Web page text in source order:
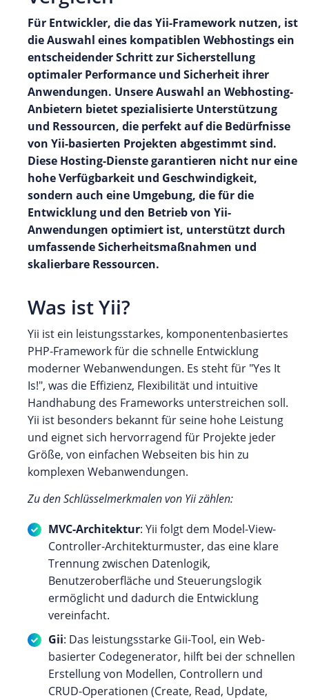
Für Entwickler, die das Yii-Framework nutzen, ist
die Auswahl eines kompatiblen Webhostings ein
entscheidender Schritt zur Sicherstellung
optimaler Performance und Sicherheit ihrer
Anwendungen. Unsere Auswahl an Webhosting-
Anbietern bietet spezialisierte Unterstützung
und Ressourcen, die perfekt auf die Bedürfnisse
von Yii-basierten Projekten abgestimmt sind.
Diese Hosting-Dienste garantieren nicht nur eine
hohe Verfügbarkeit und Geschwindigkeit,
sondern auch eine Umgebung, die für die
Entwicklung und den Betrieb von Yii-
Anwendungen optimiert ist, unterstützt durch
umfassende Sicherheitsmaßnahmen und
skalierbare Ressourcen.
Was ist Yii?
Yii ist ein leistungsstarkes, komponentenbasiertes
PHP-Framework für die schnelle Entwicklung
moderner Webanwendungen. Es steht für "Yes It
Is!", was die Effizienz, Flexibilität und intuitive
Handhabung des Frameworks unterstreichen soll.
Yii ist besonders bekannt für seine hohe Leistung
und eignet sich hervorragend für Projekte jeder
Größe, von einfachen Webseiten bis hin zu
komplexen Webanwendungen.
Zu den Schlüsselmerkmalen von Yii zählen:
MVC-Architektur: Yii folgt dem Model-View-
Controller-Architekturmuster, das eine klare
Trennung zwischen Datenlogik,
Benutzeroberfläche und Steuerungslogik
ermöglicht und dadurch die Entwicklung
vereinfacht.
Gii: Das leistungsstarke Gii-Tool, ein Web-
basierter Codegenerator, hilft bei der schnellen
Erstellung von Modellen, Controllern und
CRUD-Operationen (Create, Read, Update,